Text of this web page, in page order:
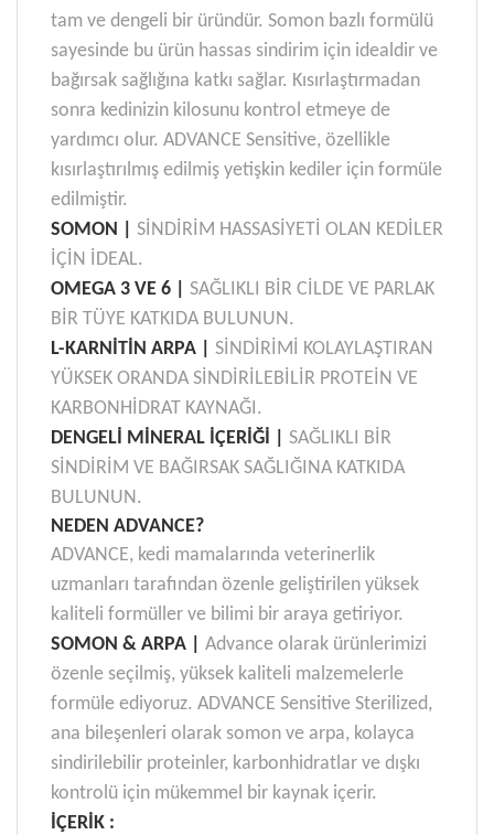
tam ve dengeli bir üründür. Somon bazlı formülü
sayesinde bu ürün hassas sindirim için idealdir ve
bağırsak sağlığına katkı sağlar. Kısırlaştırmadan
sonra kedinizin kilosunu kontrol etmeye de
yardımcı olur. ADVANCE Sensitive, özellikle
kısırlaştırılmış edilmiş yetişkin kediler için formüle
edilmiştir.
SOMON |
SİNDİRİM HASSASİYETİ OLAN KEDİLER
İÇİN İDEAL.
OMEGA 3 VE 6 |
SAĞLIKLI BİR CİLDE VE PARLAK
BİR TÜYE KATKIDA BULUNUN.
L-KARNİTİN ARPA |
SİNDİRİMİ KOLAYLAŞTIRAN
YÜKSEK ORANDA SİNDİRİLEBİLİR PROTEİN VE
KARBONHİDRAT KAYNAĞI.
DENGELİ MİNERAL İÇERİĞİ |
SAĞLIKLI BİR
SİNDİRİM VE BAĞIRSAK SAĞLIĞINA KATKIDA
BULUNUN.
NEDEN ADVANCE?
ADVANCE, kedi mamalarında veterinerlik
uzmanları tarafından özenle geliştirilen yüksek
kaliteli formüller ve bilimi bir araya getiriyor.
SOMON & ARPA |
Advance olarak ürünlerimizi
özenle seçilmiş, yüksek kaliteli malzemelerle
formüle ediyoruz. ADVANCE Sensitive Sterilized,
ana bileşenleri olarak somon ve arpa, kolayca
sindirilebilir proteinler, karbonhidratlar ve dışkı
kontrolü için mükemmel bir kaynak içerir.
İÇERİK :